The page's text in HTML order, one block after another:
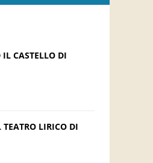
IL CASTELLO DI
TEATRO LIRICO DI